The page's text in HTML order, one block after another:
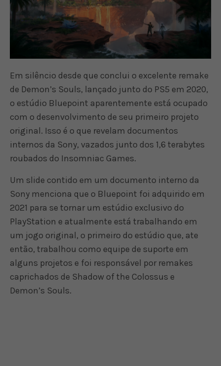
Em silêncio desde que conclui o excelente remake
de Demon’s Souls, lançado junto do PS5 em 2020,
o estúdio Bluepoint aparentemente está ocupado
com o desenvolvimento de seu primeiro projeto
original. Isso é o que revelam documentos
internos da Sony, vazados junto dos 1,6 terabytes
roubados do Insomniac Games.
Um slide contido em um documento interno da
Sony menciona que o Bluepoint foi adquirido em
2021 para se tornar um estúdio exclusivo do
PlayStation e atualmente está trabalhando em
um jogo original, o primeiro do estúdio que, ate
então, trabalhou como equipe de suporte em
alguns projetos e foi responsável por remakes
caprichados de Shadow of the Colossus e
Demon’s Souls.